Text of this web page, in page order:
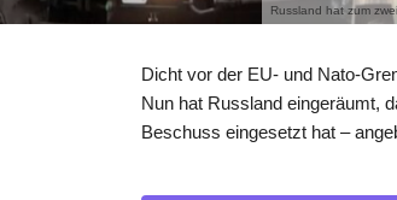
Russland hat zum
Dicht vor der EU- und Nato-
Nun hat Russland eingeräumt,
Beschuss eingesetzt hat –